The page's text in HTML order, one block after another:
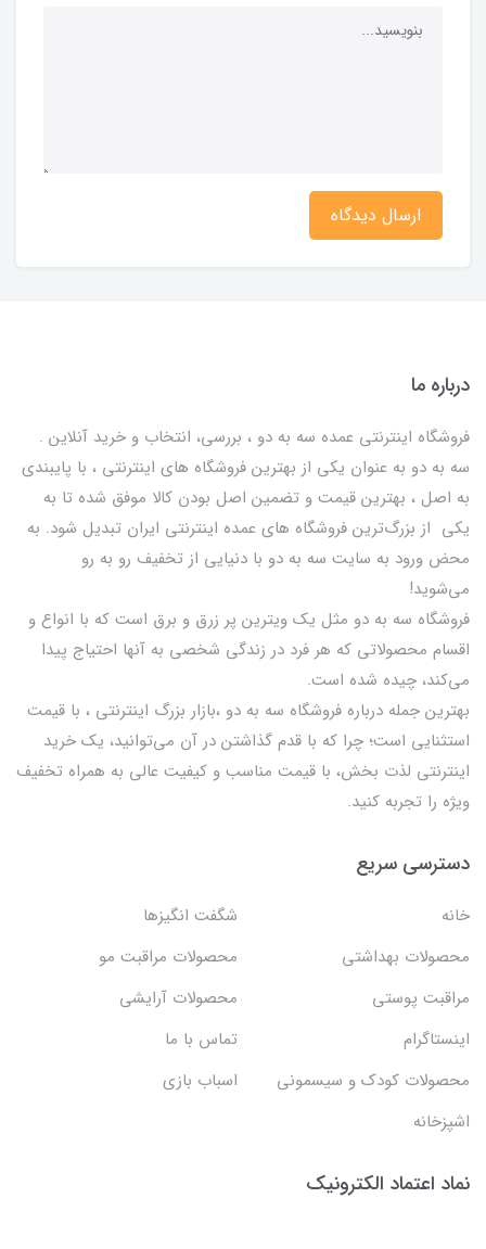
ارسال دیدگاه
درباره ما
فروشگاه اینترنتی عمده سه به دو ، بررسی، انتخاب و خرید آنلاین .
سه به دو به عنوان یکی از بهترين فروشگاه های اینترنتی ، با پایبندی
به اصل ، بهترين قيمت و تضمین اصل‌ بودن کالا موفق شده تا به
يكي از بزرگ‌ترين فروشگاه هاي عمده اینترنتی ایران تبدیل شود. به
محض ورود به سایت سه به دو با دنیایی از تخفيف رو به رو
می‌شوید!
فروشگاه سه به دو مثل یک ویترین پر زرق و برق است که با انواع و
اقسام محصولاتی که هر فرد در زندگی شخصی به آنها احتیاج پیدا
می‌کند، چیده شده است.
بهترين جمله درباره فروشگاه سه به دو ،بازار بزرگ اینترنتی ، با قيمت
استثنايي است؛ چرا که با قدم گذاشتن در آن می‌توانید، یک خرید
اینترنتی لذت بخش، با قیمت مناسب و کیفیت عالی به همراه تخفیف
ویژه را تجربه کنید.
دسترسی سریع
خانه
شگفت انگيزها
محصولات بهداشتي
محصولات مراقبت مو
مراقبت پوستی
محصولات آرایشی
اینستاگرام
تماس با ما
محصولات کودک و سیسمونی
اسباب بازی
اشپزخانه
نماد اعتماد الکترونیک